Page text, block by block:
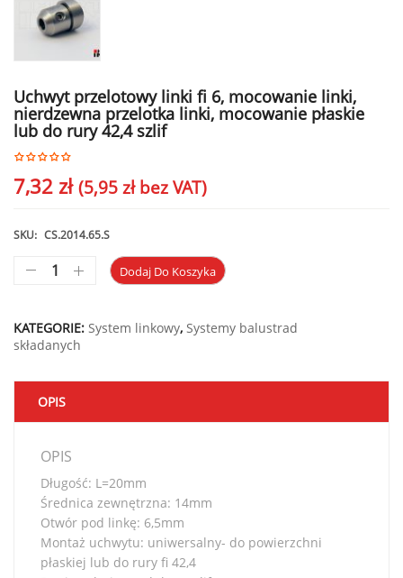
Uchwyt przelotowy linki fi 6, mocowanie linki,
nierdzewna przelotka linki, mocowanie płaskie
lub do rury 42,4 szlif
7,32 zł (5,95 złbez VAT)
SKU: CS.2014.65.S
Dodaj Do Koszyka
KATEGORIE: System linkowy, Systemy balustrad
składanych
OPIS
OPIS
Długość: L=20mm
Średnica zewnętrzna: 14mm
Otwór pod linkę: 6,5mm
Montaż uchwytu: uniwersalny- do powierzchni
płaskiej lub do rury fi 42,4